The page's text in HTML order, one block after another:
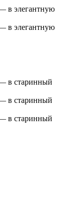
в город Берат!
Все
живописных
с